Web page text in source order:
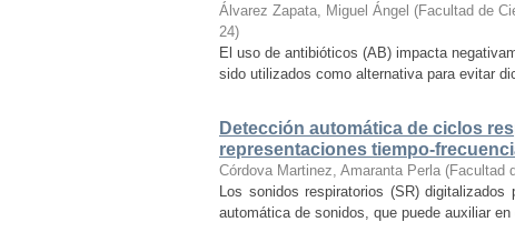
Álvarez Zapata, Miguel Ángel (Facultad de
24)
El uso de antibióticos (AB) impacta
sido utilizados como alternativa para evitar
Detección automática de ciclos
representaciones tiempo-
Córdova Martinez, Amaranta Perla (Facultad
Los sonidos respiratorios (SR)
automática de sonidos, que puede auxiliar